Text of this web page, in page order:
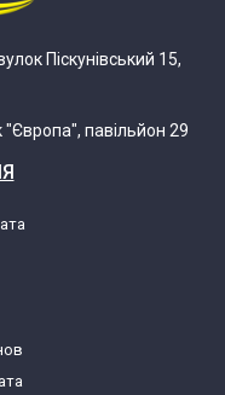
Піскунівський 15,
"Європа", павільйон 29